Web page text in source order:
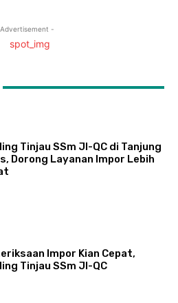
-
Tinjau SSm JI-QC di Tanjung
Dorong Layanan Impor Lebih
Impor Kian Cepat,
Tinjau SSm JI-QC